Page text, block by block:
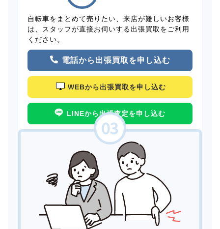
自転車をまとめて売りたい、来店が難しいお客様
は、スタッフが直接お伺いする出張買取をご利用
ください。
電話から出張買取を申し込む
WEBから出張買取を申し込む
LINEから出張査定を申し込む